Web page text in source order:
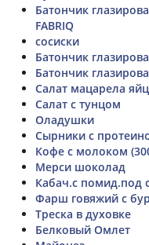
Батончик
FABRIQ
сосиски
Батончик
Батончик
Салат мацарела
Салат с тунцом
Оладушки
Сырники с
Кофе с молоком
Мерси шоколад
Кабач.с помид.под
Фарш говяжий с
Треска в духовке
Белковый Омлет